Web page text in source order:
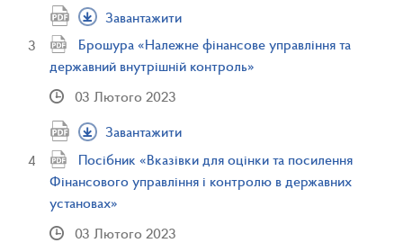
Завантажити
Брошура «Належне фінансове управління та
державний внутрішній контроль»
03 Лютого 2023
Завантажити
Посібник «Вказівки для оцінки та посилення
Фінансового управління і контролю в державних
установах»
03 Лютого 2023